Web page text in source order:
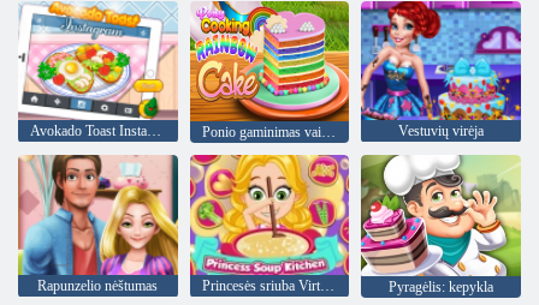
Avokado Toast Instagram Ponio gaminimas vaivorykštės pyragas Vestuvių virėja
Rapunzelio nėštumas Princesės sriuba Virtuvė
Pyragėlis: kepykla